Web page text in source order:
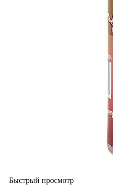
Быстрый просмотр